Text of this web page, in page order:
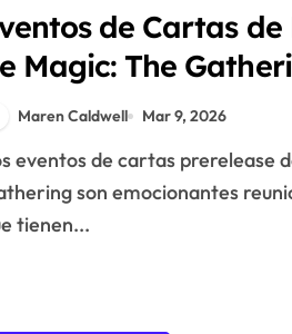
de Cartas de
Magic: The
Reuniones
de
Maren Caldwell Mar 9, 2026
son emocionantes
tienen...